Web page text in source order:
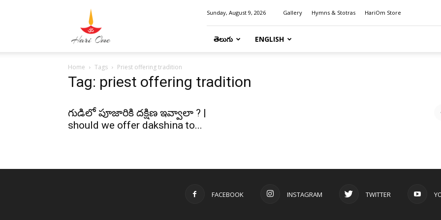
Sunday, August 9, 2026 Gallery Hymns & Stotras HariOm Store
తెలుగు ENGLISH
Home Tags Priest offering tradition
Tag: priest offering tradition
గుడిలో పూజారికి దక్షిణ ఇవ్వాలా ? |
should we offer dakshina to...
FACEBOOK INSTAGRAM TWITTER